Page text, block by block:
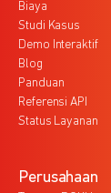
Biaya
Studi Kasus
Demo Interaktif
Blog
Panduan
Referensi API
Status Layanan
Perusahaan